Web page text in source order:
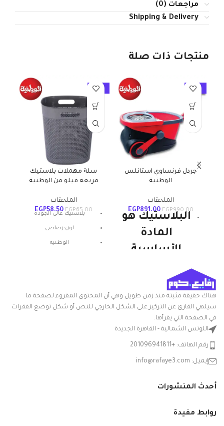
مراجعات (0)
Shipping & Delivery
منتجات ذات صلة
-10%
جردل فرنساوي استانلس
الوطنية
الملحقات
EGP990.00
EGP891.00
البلاستيك هو
المادة
الأساسية
الوطنية
ويستمر. إنها
قوية ومتينة
وخفيفة الوزن
ومتعددة
الاستخدامات.
هذا هو المكون
لمنتجات
-10%
سلة مهملات بلاستيك
مربعه فيلو من الوطنية
الملحقات
EGP65.00
EGP58.50
بلاستيك عالى الجوده
لون:رصاصى
الوطنية
هناك حقيقة مثبتة منذ زمن طويل وهي أن المحتوى المقروء لصفحة ما
سيلهي القارئ عن التركيز على الشكل الخارجي للنص أو شكل توضع الفقرات
في الصفحة التي يقرأها.
اللوتس الشمالية - القاهرة الجديدة
رقم الهاتف: +201096941811
إيميل: info@rafaye3.com
أحدث المنشورات
روابط مفيدة